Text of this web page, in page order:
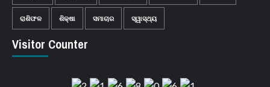
ରାଶିଫଳ ଶିକ୍ଷା ସମାଚାର ସ୍ୱାସ୍ଥ୍ୟ
Visitor Counter